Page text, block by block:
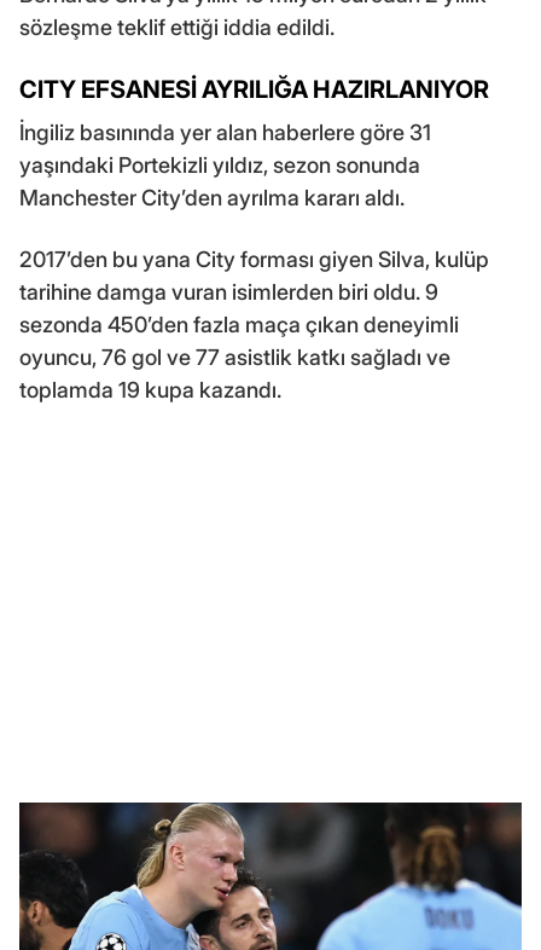
sözleşme teklif ettiği iddia edildi.
CITY EFSANESİ AYRILIĞA HAZIRLANIYOR
İngiliz basınında yer alan haberlere göre 31
yaşındaki Portekizli yıldız, sezon sonunda
Manchester City’den ayrılma kararı aldı.
2017’den bu yana City forması giyen Silva, kulüp
tarihine damga vuran isimlerden biri oldu. 9
sezonda 450’den fazla maça çıkan deneyimli
oyuncu, 76 gol ve 77 asistlik katkı sağladı ve
toplamda 19 kupa kazandı.